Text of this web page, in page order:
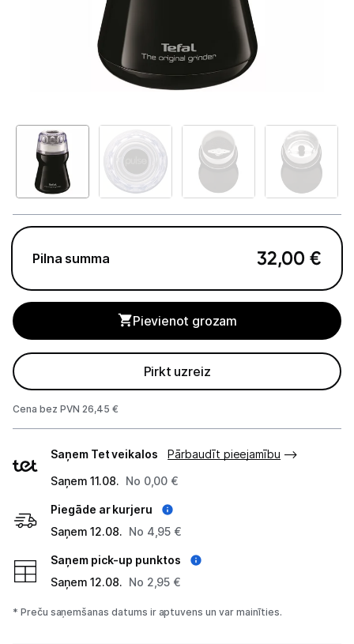
Telefoni, planšetdatori
Viedierīces
Sadzīves tehnika
Iebūvējamā tehnika
Mazā tehnika
Kafijas pagatavošana
Kafijas automāti
Kafijas dzirnaviņas
Kafijas automātu aksesuāri
Termosi un termokrūzes
Klimata iekārtas
Apģērbu kopšana
Sports un atpūta
Pilna summa 32,00 €
Pievienot grozam
Pirkt uzreiz
Cena bez PVN 26,45 €
veidi
Saņem Tet veikalos
Pārbaudīt pieejamību
Saņem 11.08. No 0,00 €
Piegāde ar kurjeru
Saņem 12.08. No 4,95 €
Saņem pick-up punktos
Saņem 12.08. No 2,95 €
* Preču saņemšanas datums ir aptuvens un var mainīties.